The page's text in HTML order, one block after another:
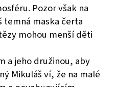
Pozor však na
maska čerta
mohou menší děti
a jeho družinou, aby
Mikuláš ví, že na malé